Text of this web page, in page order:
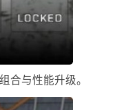
合与性能升级。